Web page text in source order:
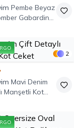
Pembe Beyaz
Gabardin
2
Mavi Denim
Manşetli Kot